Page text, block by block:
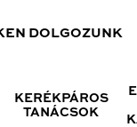
DOLGOZUNK
KERÉKPÁROS
TANÁCSOK